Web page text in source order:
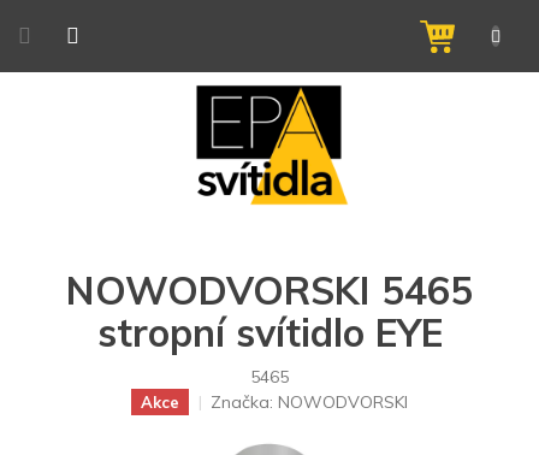
NÁKUPNÍ
KOŠÍK
NOWODVORSKI 5465
stropní svítidlo EYE
5465
Akce Značka: NOWODVORSKI